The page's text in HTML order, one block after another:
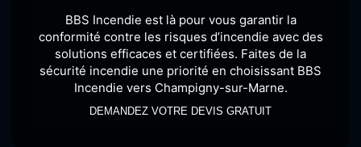
BBS Incendie est là pour vous garantir la
conformité contre les risques d’incendie avec des
solutions efficaces et certifiées. Faites de la
sécurité incendie une priorité en choisissant BBS
Incendie vers Champigny-sur-Marne.
DEMANDEZ VOTRE DEVIS GRATUIT